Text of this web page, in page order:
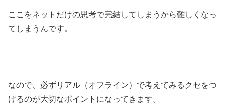
ここをネットだけの思考で完結してしまうから難しくなっ
てしまうんです。
なので、必ずリアル（オフライン）で考えてみるクセをつ
けるのが大切なポイントになってきます。